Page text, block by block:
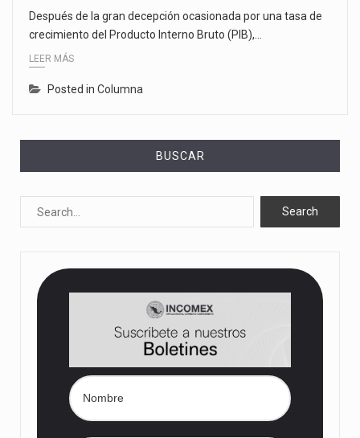
Después de la gran decepción ocasionada por una tasa de
crecimiento del Producto Interno Bruto (PIB),…
LEER MÁS
Posted in Columna
BUSCAR